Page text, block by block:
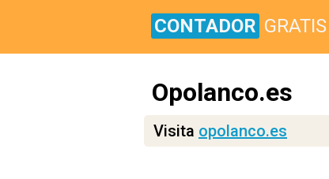
CONTADOR GRATIS
Opolanco.es
Visita opolanco.es